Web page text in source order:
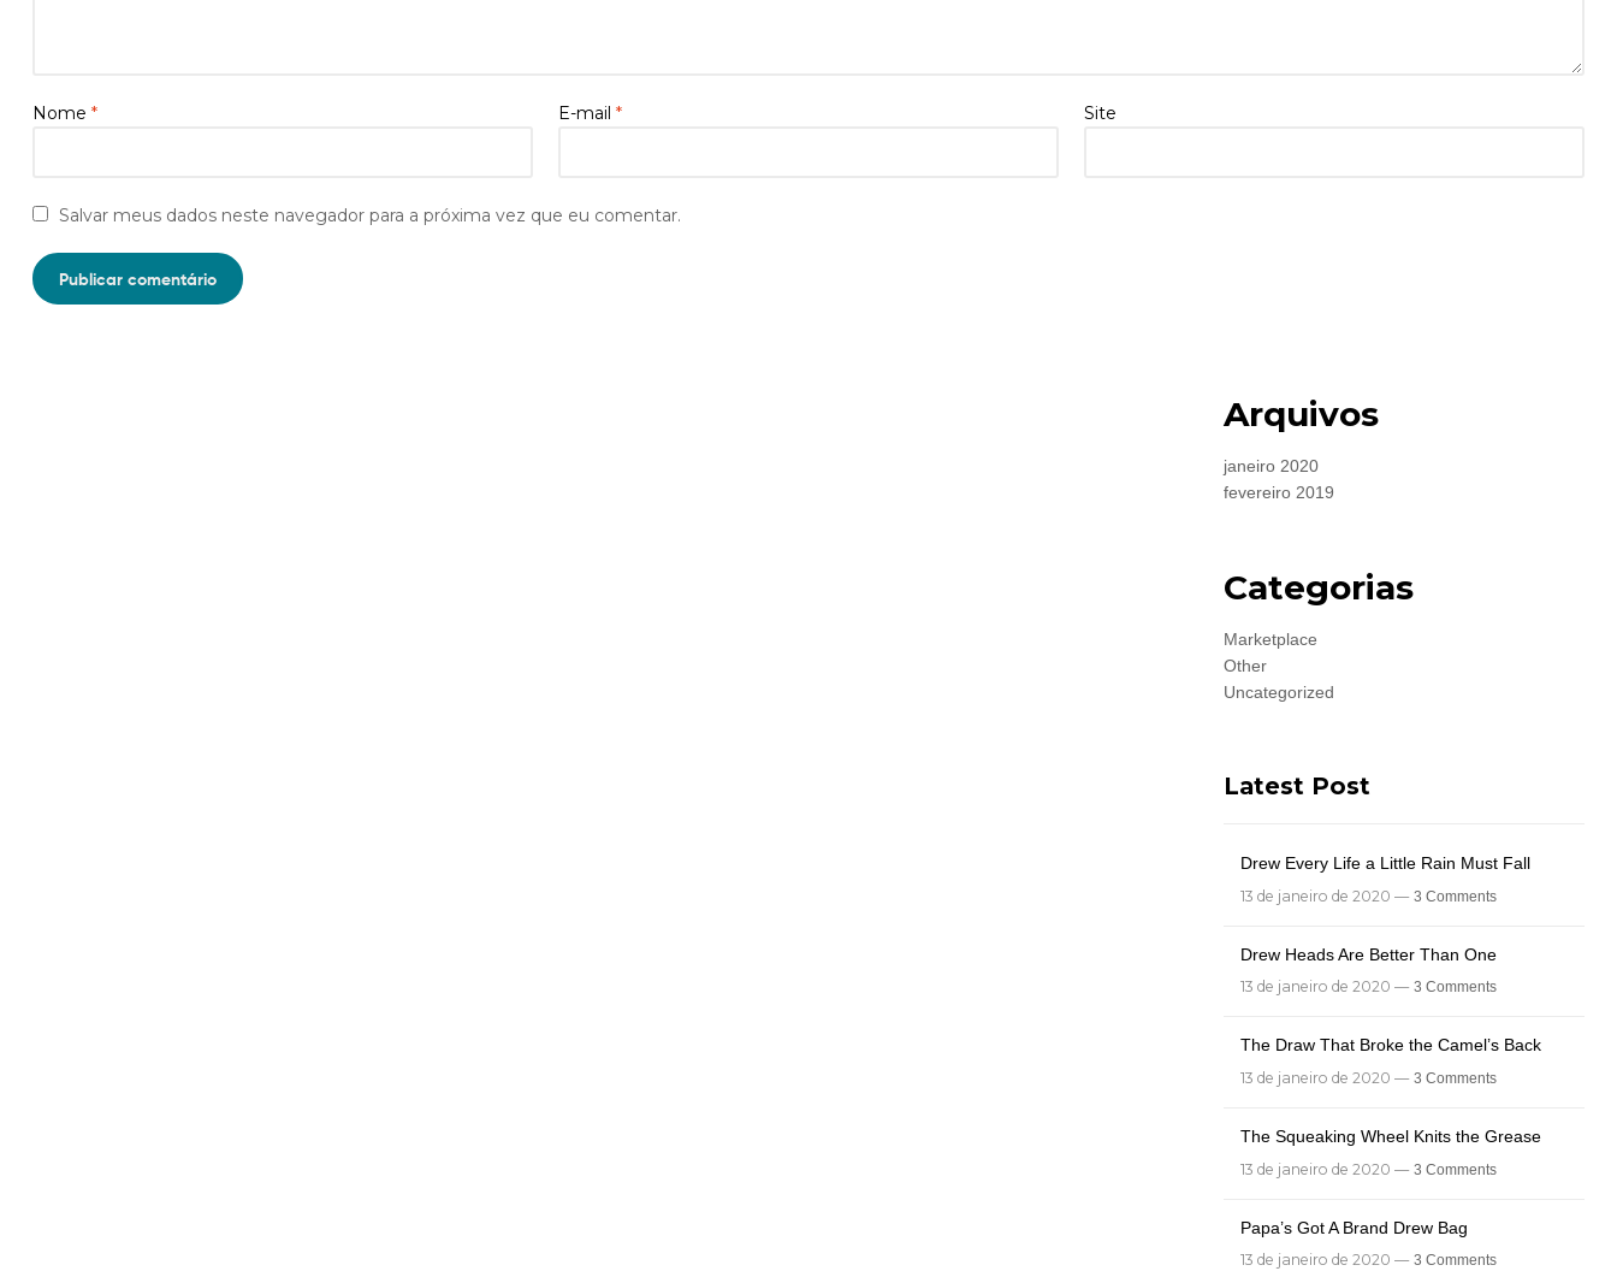
Nome * E-mail * Site
Salvar meus dados neste navegador para a próxima vez que eu comentar.
Arquivos
janeiro 2020
fevereiro 2019
Categorias
Marketplace
Other
Uncategorized
Latest Post
Drew Every Life a Little Rain Must Fall
13 de janeiro de 2020 — 3 Comments
Drew Heads Are Better Than One
13 de janeiro de 2020 — 3 Comments
The Draw That Broke the Camel’s Back
13 de janeiro de 2020 — 3 Comments
The Squeaking Wheel Knits the Grease
13 de janeiro de 2020 — 3 Comments
Papa’s Got A Brand Drew Bag
13 de janeiro de 2020 — 3 Comments